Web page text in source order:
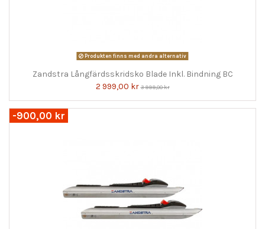
Produkten finns med andra alternativ
Zandstra Långfärdsskridsko Blade Inkl. Bindning BC
2 999,00 kr3 999,00 kr
-900,00 kr